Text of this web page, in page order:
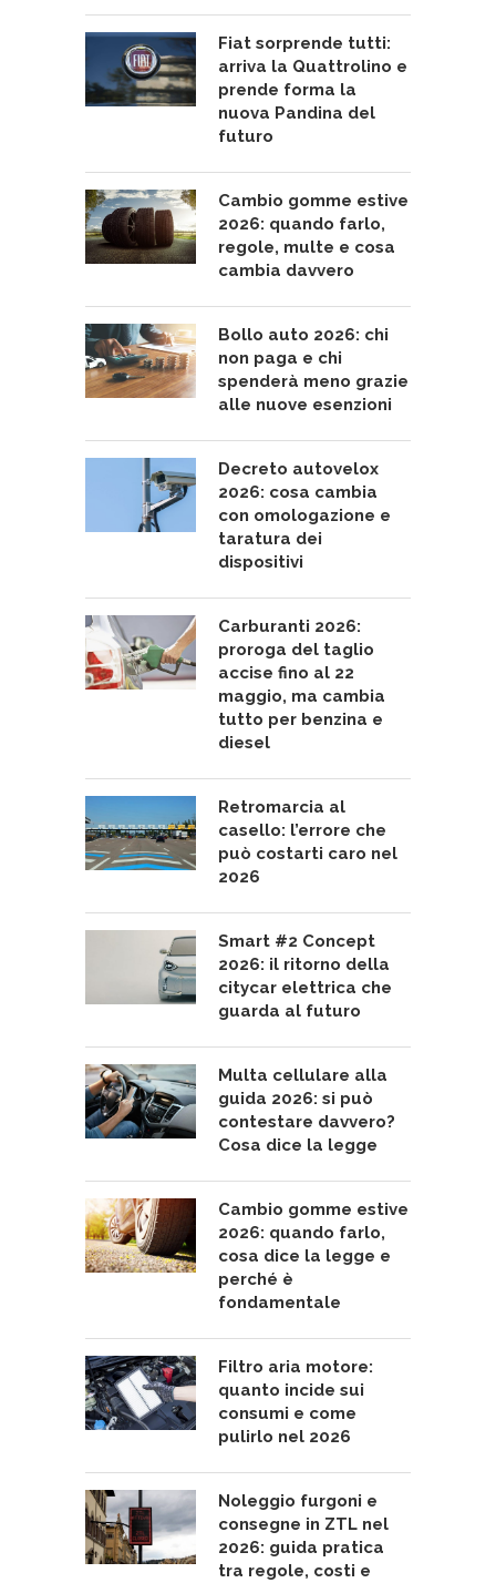
Fiat sorprende tutti:
arriva la Quattrolino e
prende forma la
nuova Pandina del
futuro
Cambio gomme estive
2026: quando farlo,
regole, multe e cosa
cambia davvero
Bollo auto 2026: chi
non paga e chi
spenderà meno grazie
alle nuove esenzioni
Decreto autovelox
2026: cosa cambia
con omologazione e
taratura dei
dispositivi
Carburanti 2026:
proroga del taglio
accise fino al 22
maggio, ma cambia
tutto per benzina e
diesel
Retromarcia al
casello: l’errore che
può costarti caro nel
2026
Smart #2 Concept
2026: il ritorno della
citycar elettrica che
guarda al futuro
Multa cellulare alla
guida 2026: si può
contestare davvero?
Cosa dice la legge
Cambio gomme estive
2026: quando farlo,
cosa dice la legge e
perché è
fondamentale
Filtro aria motore:
quanto incide sui
consumi e come
pulirlo nel 2026
Noleggio furgoni e
consegne in ZTL nel
2026: guida pratica
tra regole, costi e